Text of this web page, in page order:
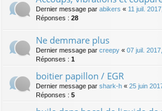
Dernier message par abikers « 11 juil.
Réponses : 28
Ne demmare plus
Dernier message par creepy « 07 juil.
Réponses : 1
boitier papillon / EGR
Dernier message par shark-h « 25 juin
Réponses : 5